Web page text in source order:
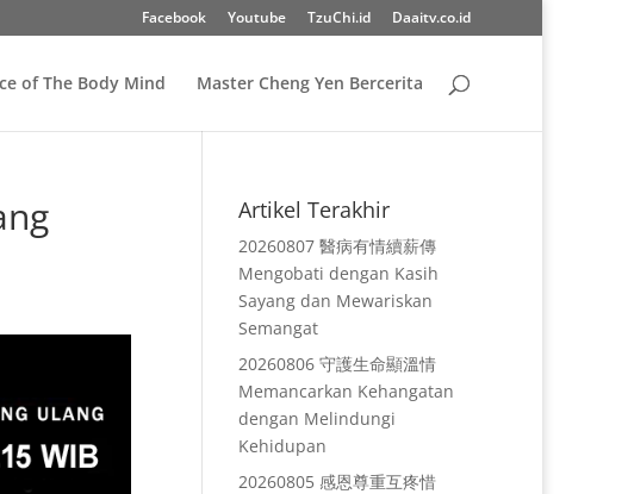
Facebook Youtube TzuChi.id Daaitv.co.id
of The Body Mind Master Cheng Yen Bercerita
Artikel Terakhir
20260807 醫病有情續薪傳
Mengobati dengan Kasih
Sayang dan Mewariskan
Semangat
20260806 守護生命顯溫情
Memancarkan Kehangatan
dengan Melindungi
Kehidupan
20260805 感恩尊重互疼惜